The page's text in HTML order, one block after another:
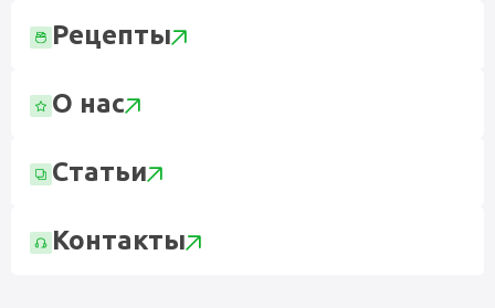
Рецепты
О нас
Статьи
Контакты